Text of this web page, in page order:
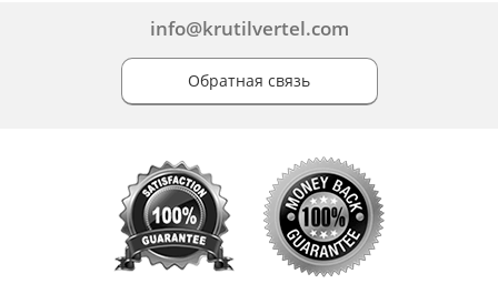
info@krutilvertel.com
Обратная связь